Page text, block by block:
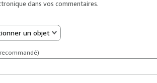
dans vos commentaires.
un objet